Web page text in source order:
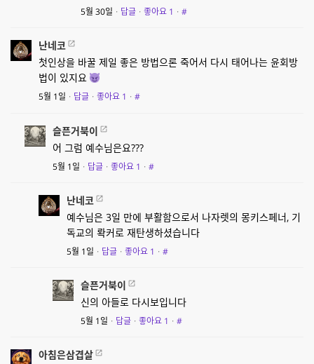
5월 30일 · 답글 · 좋아요 1 · #
난네코
첫인상을 바꿀 제일 좋은 방법으론 죽어서 다시 태어나는 윤회방
법이 있지요
5월 1일 · 답글 · 좋아요 1 · #
슬픈거북이
어 그럼 예수님은요???
5월 1일 · 답글 · 좋아요 1 · #
난네코
예수님은 3일 만에 부활함으로서 나자렛의 몽키스페너, 기
독교의 롹커로 재탄생하셨습니다
5월 1일 · 답글 · 좋아요 1 · #
슬픈거북이
신의 아들로 다시보입니다
5월 1일 · 답글 · 좋아요 1 · #
아침은삼겹살